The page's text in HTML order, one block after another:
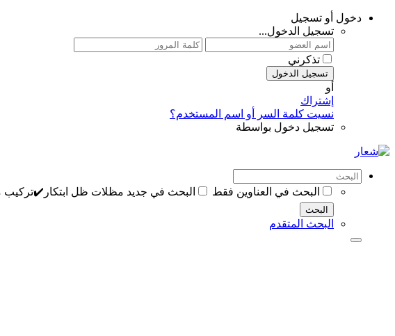
دخول أو تسجيل
تسجيل الدخول...
تذكرني
تسجيل الدخول
أو
إشتراك
نسيت كلمة السر أو اسم المستخدم؟
تسجيل دخول بواسطة
البحث في العناوين فقط البحث في جديد مظلات ظل ابتكار✔️تركيب مظلات
البحث
البحث المتقدم